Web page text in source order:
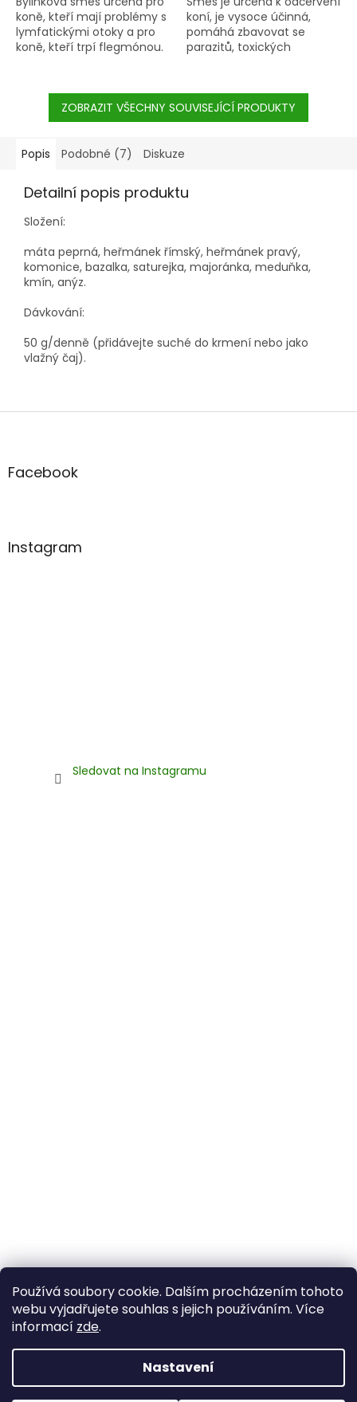
Používá soubory cookie. Dalším procházením tohoto
webu vyjadřujete souhlas s jejich používáním. Více
informací zde.
Nastavení
koně, kteří mají problémy s
lymfatickými otoky a pro
koně, kteří trpí flegmónou.
způsobit mnoho problémů,
jelikož neodchází z
organismu toxické látky.
koní, je vysoce účinná,
pomáhá zbavovat se
parazitů, toxických
optimální prostředí pro
užitečnou mikroflóru.
ZOBRAZIT VŠECHNY SOUVISEJÍCÍ PRODUKTY
Popis Podobné (7) Diskuze
Detailní popis produktu
Složení:
máta peprná, heřmánek římský, heřmánek pravý,
komonice, bazalka, saturejka, majoránka, meduňka,
kmín, anýz.
Dávkování:
50 g/denně (přidávejte suché do krmení nebo jako
vlažný čaj).
Z
aFacebook
Instagram
Sledovat na Instagramu
Vytvořil Shoptet